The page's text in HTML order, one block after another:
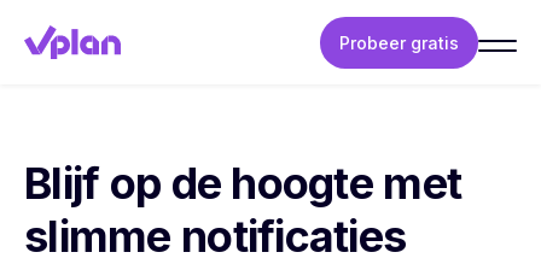
Probeer gratis
Blijf op de hoogte met
slimme notificaties